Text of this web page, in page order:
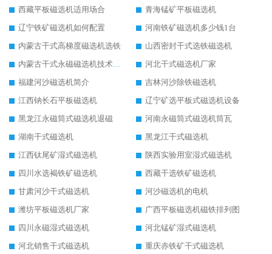
西藏平板磁选机适用场合
青海锰矿平板磁选机
辽宁铁矿磁选机如何配置
河南铁矿磁选机多少钱1台
内蒙古干式高梯度磁选机选铁
山西密封干式选铁磁选机
内蒙古干式永磁磁选机技术要求
河北干式磁选机厂家
福建河沙磁选机简介
吉林河沙除铁磁选机
江西钠长石平板磁选机
辽宁矿选平板式磁选机设备
黑龙江永磁筒式磁选机退磁
河南永磁筒式磁选机筒瓦
湖南干式磁选机
黑龙江干式磁选机
江西钛尾矿湿式磁选机
陕西实验用室湿式磁选机
四川水选褐铁矿磁选机
西藏干选铁矿磁选机
甘肃河沙干式磁选机
河沙磁选机的电机
潍坊平板磁选机厂家
广西平板磁选机磁铁排列图
四川永磁湿式磁选机
河北锰矿湿式磁选机
河北销售干式磁选机
重庆赤铁矿干式磁选机